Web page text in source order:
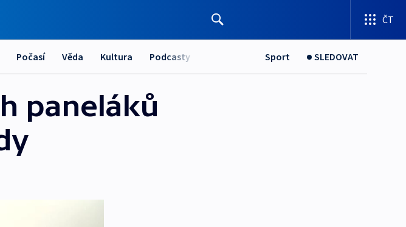
ČT
Počasí Věda Kultura Podcasty Sport SLEDOVAT
paneláků